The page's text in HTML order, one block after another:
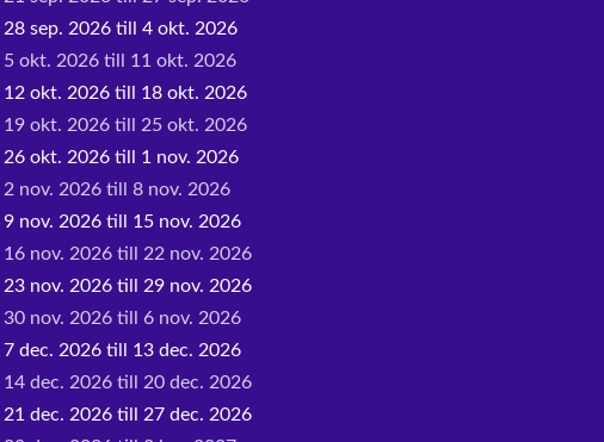
28 sep. 2026 till 4 okt. 2026
5 okt. 2026 till 11 okt. 2026
12 okt. 2026 till 18 okt. 2026
19 okt. 2026 till 25 okt. 2026
26 okt. 2026 till 1 nov. 2026
2 nov. 2026 till 8 nov. 2026
9 nov. 2026 till 15 nov. 2026
16 nov. 2026 till 22 nov. 2026
23 nov. 2026 till 29 nov. 2026
30 nov. 2026 till 6 nov. 2026
7 dec. 2026 till 13 dec. 2026
14 dec. 2026 till 20 dec. 2026
21 dec. 2026 till 27 dec. 2026